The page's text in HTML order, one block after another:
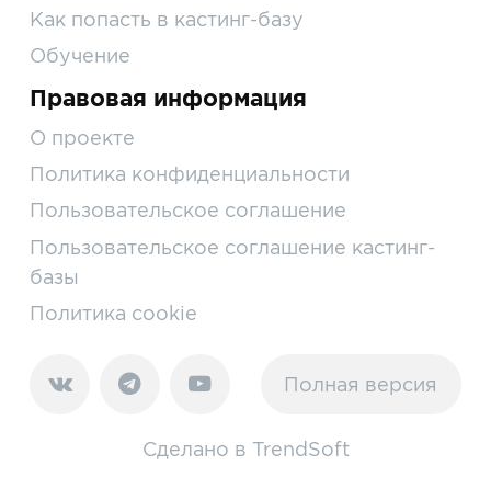
Как попасть в кастинг-базу
Обучение
Правовая информация
О проекте
Политика конфиденциальности
Пользовательское соглашение
Пользовательское соглашение кастинг-
базы
Политика cookie
Полная версия
Сделано в TrendSoft